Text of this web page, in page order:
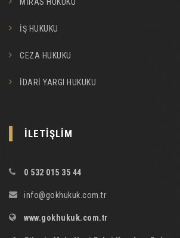
İŞ HUKUKU
CEZA HUKUKU
İDARİ YARGI HUKUKU
İLETİŞLİM
0 532 015 35 44
info@gokhukuk.com.tr
www.gokhukuk.com.tr